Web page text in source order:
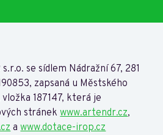
se sídlem Nádražní 67, 281
zapsaná u Městského
187147, která je
stránekwww.artendr.cz,
awww.dotace-irop.cz